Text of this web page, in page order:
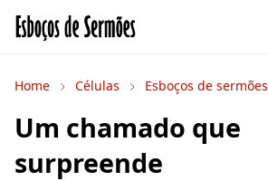
Home Células Esboços de sermões
Um chamado que
surpreende